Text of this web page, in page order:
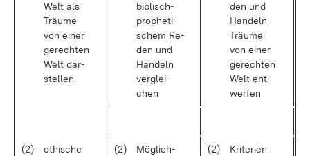
Welt als
Träu­me
von ei­ner
ge­rech­ten
Welt dar­
stel­len
bi­blisch-
pro­phe­ti­
schem Re­
den und
Han­deln
ver­glei­
chen
den und
Han­deln
Träu­me
von ei­ner
ge­rech­ten
Welt ent­
wer­fen
(2)
ethi­sche
(2)
Mög­lich­
(2)
Kri­te­ri­en